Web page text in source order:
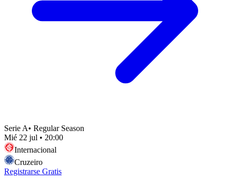
Serie A• Regular Season
Mié 22 jul • 20:00
Internacional
Cruzeiro
Registrarse Gratis